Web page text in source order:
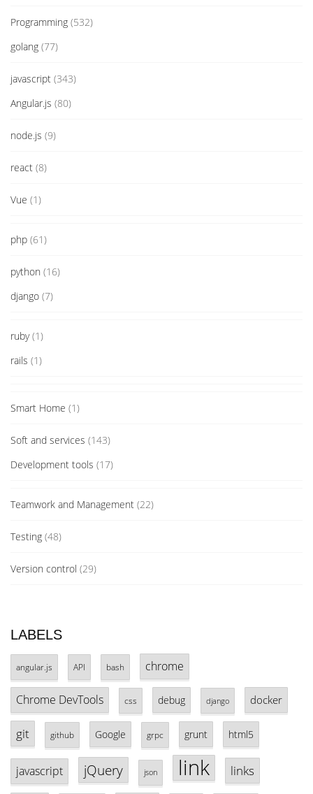
Programming (532)
golang (77)
javascript (343)
Angular.js (80)
node.js (9)
react (8)
Vue (1)
php (61)
python (16)
django (7)
ruby(1)
rails (1)
Smart Home (1)
Soft and services (143)
Development tools (17)
Teamwork and Management (22)
Testing (48)
Version control (29)
LABELS
angular.js API bash chrome
Chrome DevTools css debug django docker
git github Google grpc grunt html5
javascript jQuery json link links